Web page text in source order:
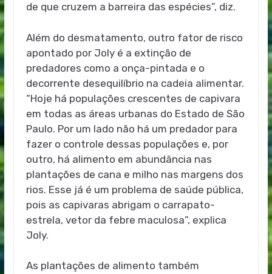
de que cruzem a barreira das espécies”, diz.
Além do desmatamento, outro fator de risco
apontado por Joly é a extinção de
predadores como a onça-pintada e o
decorrente desequilíbrio na cadeia alimentar.
“Hoje há populações crescentes de capivara
em todas as áreas urbanas do Estado de São
Paulo. Por um lado não há um predador para
fazer o controle dessas populações e, por
outro, há alimento em abundância nas
plantações de cana e milho nas margens dos
rios. Esse já é um problema de saúde pública,
pois as capivaras abrigam o carrapato-
estrela, vetor da febre maculosa”, explica
Joly.
As plantações de alimento também